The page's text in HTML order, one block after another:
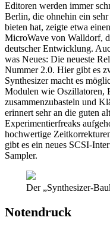
Editoren werden immer
Berlin, die ohnehin ein
bieten hat, zeigte etwa
MicroWave von Walldorf,
deutscher Entwicklung.
was Neues: Die neueste
Nummer 2.0. Hier gibt es
Synthesizer macht es
Modulen wie Oszillatoren,
zusammenzubasteln und
erinnert sehr an die guten
Experimentierfreaks
hochwertige
gibt es ein neues SCSI-
Sampler.
Der „Synthesizer-
Notendruck